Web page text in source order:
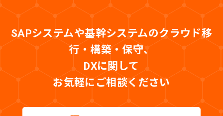
SAPシステムや基幹システムのクラウド移
行・構築・保守、
DXに関して
お気軽にご相談ください